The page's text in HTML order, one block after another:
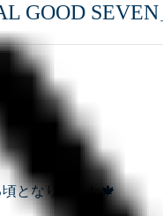
GOOD SEVEN
となりました🍁